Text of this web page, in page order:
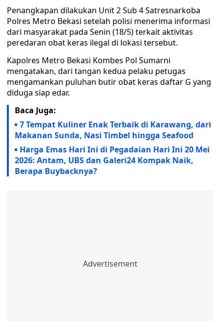
Penangkapan dilakukan Unit 2 Sub 4 Satresnarkoba
Polres Metro Bekasi setelah polisi menerima informasi
dari masyarakat pada Senin (18/5) terkait aktivitas
peredaran obat keras ilegal di lokasi tersebut.
Kapolres Metro Bekasi Kombes Pol Sumarni
mengatakan, dari tangan kedua pelaku petugas
mengamankan puluhan butir obat keras daftar G yang
diduga siap edar.
Baca Juga:
7 Tempat Kuliner Enak Terbaik di Karawang, dari
Makanan Sunda, Nasi Timbel hingga Seafood
Harga Emas Hari Ini di Pegadaian Hari Ini 20 Mei
2026: Antam, UBS dan Galeri24 Kompak Naik,
Berapa Buybacknya?